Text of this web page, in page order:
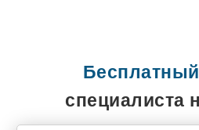
специалиста